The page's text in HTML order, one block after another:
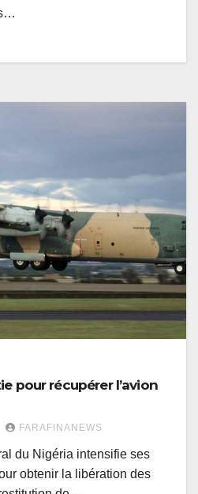
pour récupérer l’avion
FARAFINANEWS
du Nigéria intensifie ses
obtenir la libération des